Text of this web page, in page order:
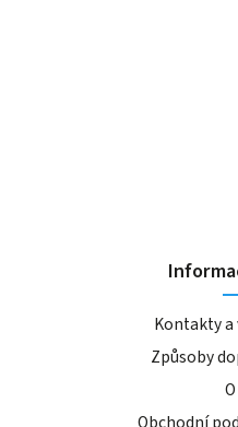
Kontakty
Způsoby
Obchodní